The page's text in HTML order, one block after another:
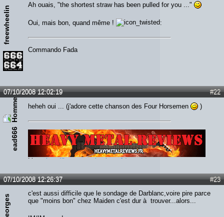
freewheelin
Ah ouais, "the shortest straw has been pulled for you ..."
Oui, mais bon, quand même ! :
Commando Fada
#22
07/10/2008 12:02:19
ead666
heheh oui ... (j'adore cette chanson des Four Horsemen )
Lien : http://heavymetalreviews.fr/
#23
07/10/2008 12:26:37
c'est aussi difficile que le sondage de Darblanc,voire pire parce
que "moins bon" chez Maiden c'est dur à trouver...alors...